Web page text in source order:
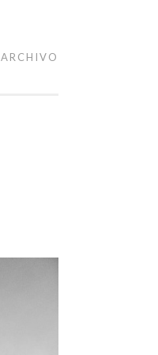
ARCHIVO